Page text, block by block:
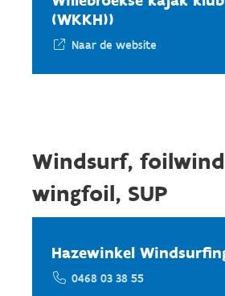
(WKKH))
Naar de website
Windsurf,
wingfoil, SUP
Hazewinkel
0468 03 38 55